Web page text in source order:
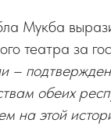
Мукба
театра за
обеих
на этой